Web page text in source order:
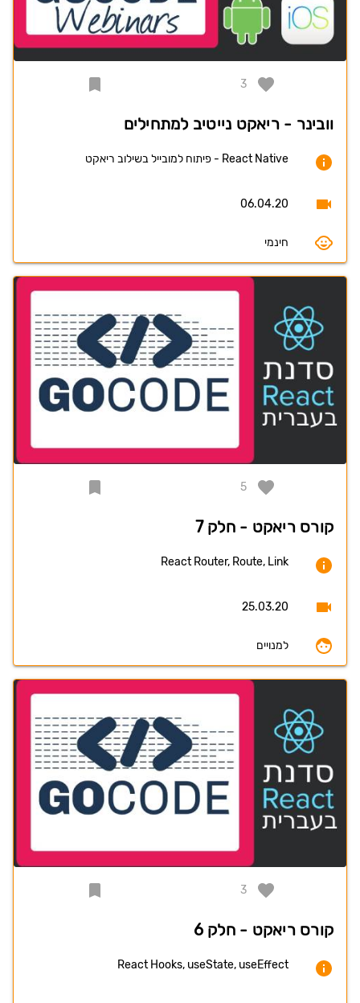
3
וובינר - ריאקט נייטיב למתחילים
React Native - פיתוח למובייל בשילוב ריאקט
06.04.20
חינמי
5
קורס ריאקט - חלק 7
React Router, Route, Link
25.03.20
למנויים
3
קורס ריאקט - חלק 6
React Hooks, useState, useEffect